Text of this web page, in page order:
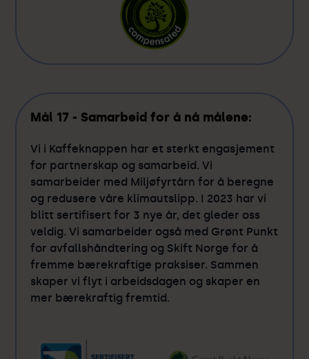
Mål 17 - Samarbeid for å nå målene:
Vi i Kaffeknappen har et sterkt engasjement
for partnerskap og samarbeid. Vi
samarbeider med Miljøfyrtårn for å beregne
og redusere våre klimautslipp. I 2023 har vi
blitt sertifisert for 3 nye år, det gleder oss
veldig. Vi samarbeider også med Grønt Punkt
for avfallshåndtering og Skift Norge for å
fremme bærekraftige praksiser. Sammen
skaper vi flyt i arbeidsdagen og skaper en
mer bærekraftig fremtid.